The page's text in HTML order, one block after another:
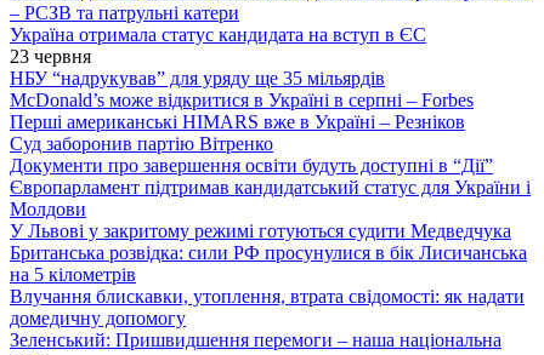
– РСЗВ та патрульні катери
Україна отримала статус кандидата на вступ в ЄС
23 червня
НБУ “надрукував” для уряду ще 35 мільярдів
McDonald’s може відкритися в Україні в серпні – Forbes
Перші американські HIMARS вже в Україні – Резніков
Суд заборонив партію Вітренко
Документи про завершення освіти будуть доступні в “Дії”
Європарламент підтримав кандидатський статус для України і
Молдови
У Львові у закритому режимі готуються судити Медведчука
Британська розвідка: сили РФ просунулися в бік Лисичанська
на 5 кілометрів
Влучання блискавки, утоплення, втрата свідомості: як надати
домедичну допомогу
Зеленський: Пришвидшення перемоги – наша національна